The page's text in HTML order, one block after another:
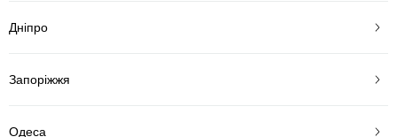
Дніпро
Запоріжжя
Одеса